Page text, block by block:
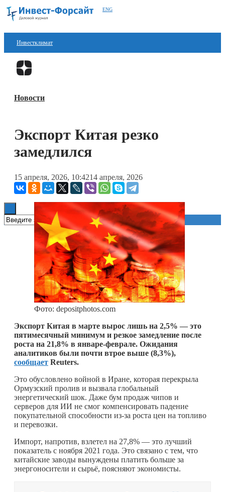
ENG
Инвестклимат
Финансы
Блокчейн
Книги
Новости
Экспорт Китая резко
замедлился
15 апреля, 2026, 10:4214 апреля, 2026
Фото: depositphotos.com
Экспорт Китая в марте вырос лишь на 2,5% — это
пятимесячный минимум и резкое замедление после
роста на 21,8% в январе-феврале. Ожидания
аналитиков были почти втрое выше (8,3%),
сообщает Reuters.
Это обусловлено войной в Иране, которая перекрыла
Ормузский пролив и вызвала глобальный
энергетический шок. Даже бум продаж чипов и
серверов для ИИ не смог компенсировать падение
покупательной способности из-за роста цен на топливо
и перевозки.
Импорт, напротив, взлетел на 27,8% — это лучший
показатель с ноября 2021 года. Это связано с тем, что
китайские заводы вынуждены платить больше за
энергоносители и сырьё, поясняют экономисты.